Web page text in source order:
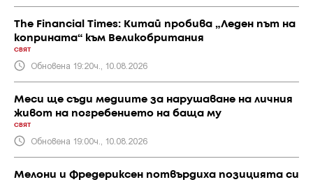
The Financial Times: Китай пробива „Леден път на
коприната“ към Великобритания
СВЯТ
Обновена 19:20ч., 10.08.2026
Меси ще съди медиите за нарушаване на личния
живот на погребението на баща му
СВЯТ
Обновена 19:00ч., 10.08.2026
Мелони и Фредериксен потвърдиха позицията си